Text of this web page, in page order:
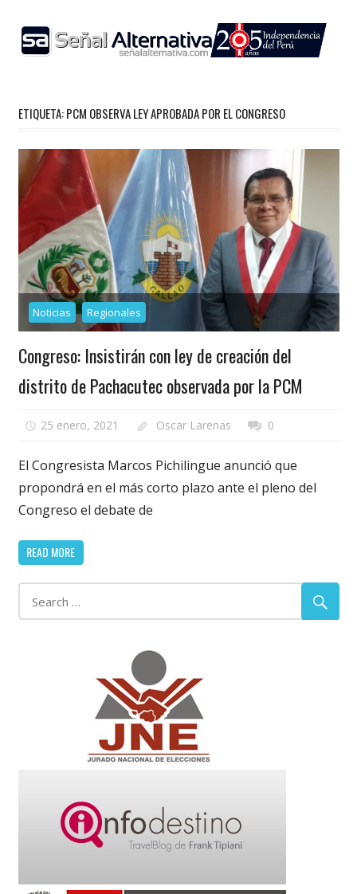
content
ETIQUETA:PCM OBSERVA LEY APROBADA POR EL CONGRESO
Noticias Regionales
Congreso: Insistirán con ley de creación del
distrito de Pachacutec observada por la PCM
25 enero, 2021 Oscar Larenas 0
El Congresista Marcos Pichilingue anunció que
propondrá en el más corto plazo ante el pleno del
Congreso el debate de
READ MORE